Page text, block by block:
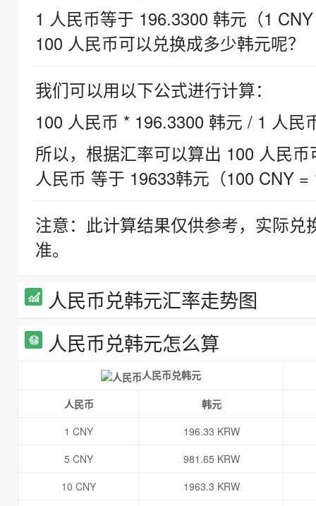
1 人民币等于 196.3300 韩元（1
100 人民币可以兑换成多少韩元呢？
我们可以用以下公式进行计算：
100 人民币 * 196.3300 韩元 / 1 人民
所以，根据汇率可以算出 100 人民
人民币 等于 19633韩元（100 CNY =
注意：此计算结果仅供参考，实际
准。
人民币兑韩元汇率走势图
人民币兑韩元怎么算
人民币兑韩元
人民币
韩元
1 CNY
196.33 KRW
5 CNY
981.65 KRW
10 CNY
1963.3 KRW